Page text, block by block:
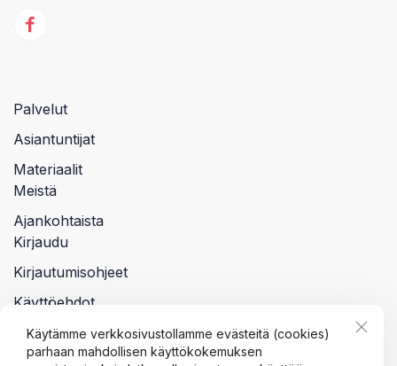
Käytämme verkkosivustollamme evästeitä (cookies)
parhaan mahdollisen käyttökokemuksen
Palvelut
Asiantuntijat
Materiaalit
Meistä
Ajankohtaista
Kirjaudu
Kirjautumisohjeet
Käyttöehdot
Tietosuojalauseke